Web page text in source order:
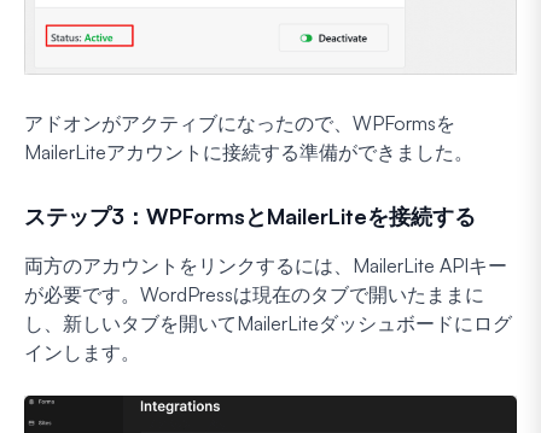
アドオンがアクティブになったので、WPFormsを
MailerLiteアカウントに接続する準備ができました。
ステップ3：WPFormsとMailerLiteを接続する
両方のアカウントをリンクするには、MailerLite APIキー
が必要です。WordPressは現在のタブで開いたままに
し、新しいタブを開いてMailerLiteダッシュボードにログ
インします。